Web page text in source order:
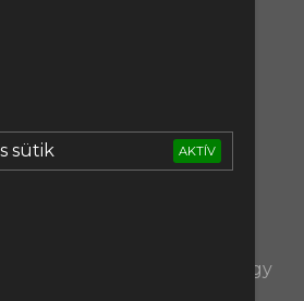
sütik AKTÍV
fej mellett
azt tanultuk meg, hogy
a legjobb csapat a La